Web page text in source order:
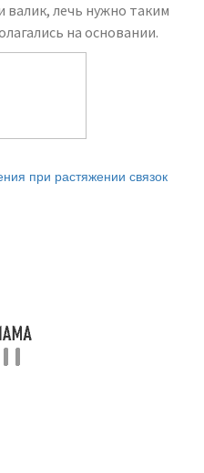
валик, лечь нужно таким
на основании.
при растяжении связок